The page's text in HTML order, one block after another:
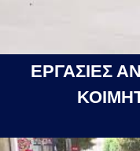
ΕΡΓΑΣΙΕΣ